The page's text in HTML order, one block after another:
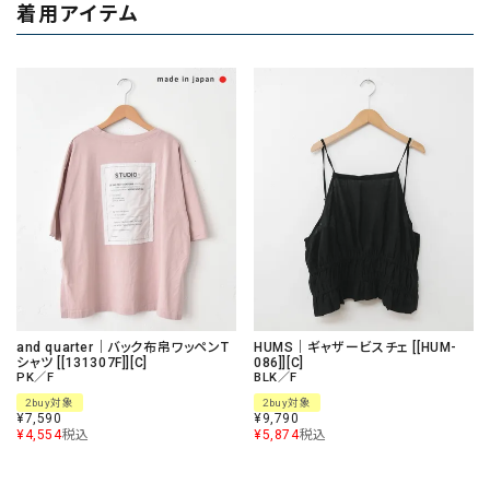
着用アイテム
and quarter｜バック布帛ワッペンT
シャツ [[131307F]][C]
PK／F
2buy対象
¥7,590
¥4,554税込
HUMS｜ギャザービスチェ [[HUM-
086]][C]
BLK／F
2buy対象
¥9,790
¥5,874税込